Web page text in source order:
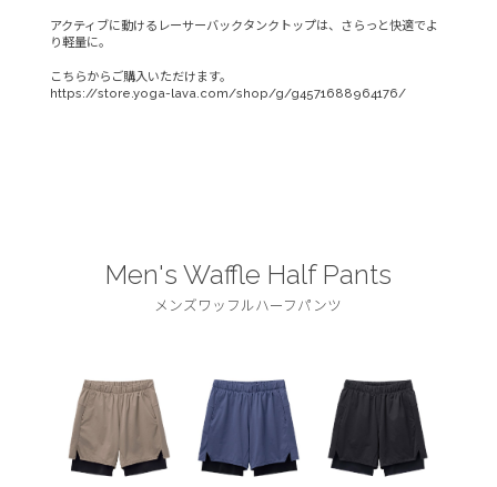
アクティブに動けるレーサーバックタンクトップは、さらっと快適でよ
り軽量に。
こちらからご購入いただけます。
https://store.yoga-lava.com/shop/g/g4571688964176/
Men's Waffle Half Pants
メンズワッフルハーフパンツ